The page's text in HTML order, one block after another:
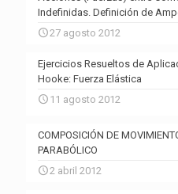
Indefinidas. Definición de
27 agosto 2012
Ejercicios Resueltos de
Hooke: Fuerza Elástica
11 agosto 2012
COMPOSICIÓN DE
PARABÓLICO
2 abril 2012